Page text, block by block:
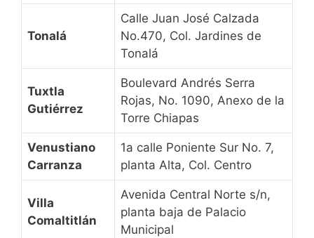
Tonalá
Calle Juan José Calzada
No.470, Col. Jardines de
Tonalá
Tuxtla
Gutiérrez
Boulevard Andrés Serra
Rojas, No. 1090, Anexo de la
Torre Chiapas
Venustiano
Carranza
1a calle Poniente Sur No. 7,
planta Alta, Col. Centro
Villa
Comaltitlán
Avenida Central Norte s/n,
planta baja de Palacio
Municipal